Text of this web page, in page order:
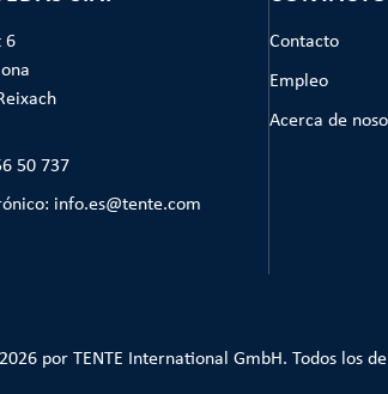
6
50 737
info.es@tente.com
Contacto
Empleo
Acerca de
por TENTE International GmbH. Todos los